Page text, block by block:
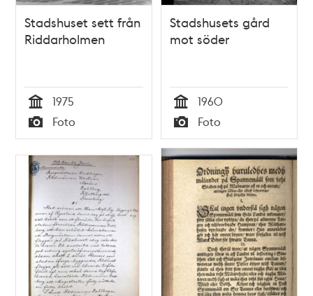
Stadshuset sett från
Riddarholmen
Tid
1975
Typ
Foto
Stadshusets gård
mot söder
Tid
1960
Typ
Foto